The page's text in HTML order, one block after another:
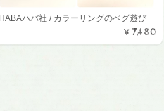
HABAハバ社 / カラーリングのペグ遊び
¥7,480